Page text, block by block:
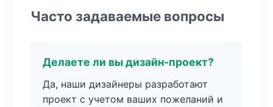
Часто задаваемые вопросы
Делаете ли вы дизайн-проект?
Да, наши дизайнеры разработают
проект с учетом ваших пожеланий и